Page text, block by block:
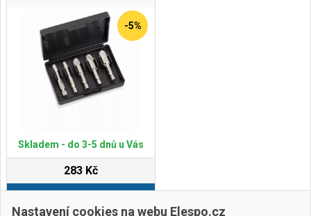
-5%
Skladem - do 3-5 dnů u Vás
283 Kč
Nastavení cookies na webu Elespo.cz